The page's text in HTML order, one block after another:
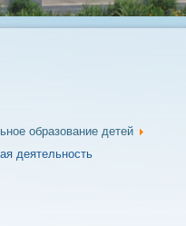
образование детей
деятельность